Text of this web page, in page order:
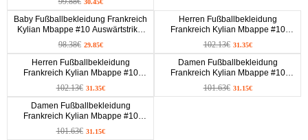
30.45€
Baby Fußballbekleidung Frankreich
Kylian Mbappe #10 Auswärtstrikot
EM 2024 Kurzarm (+ kurze hosen)
98.38€ 29.85€
Herren Fußballbekleidung
Frankreich Kylian Mbappe #10
Heimtrikot EM 2024 Kurzarm
102.13€ 31.35€
Herren Fußballbekleidung
Frankreich Kylian Mbappe #10
Auswärtstrikot EM 2024 Kurzarm
102.13€ 31.35€
Damen Fußballbekleidung
Frankreich Kylian Mbappe #10
Heimtrikot EM 2024 Kurzarm
101.63€ 31.15€
Damen Fußballbekleidung
Frankreich Kylian Mbappe #10
Auswärtstrikot EM 2024 Kurzarm
101.63€ 31.15€